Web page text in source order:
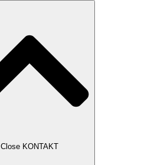
Close KONTAKT